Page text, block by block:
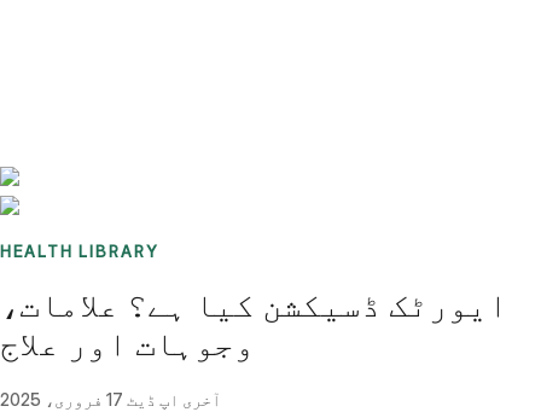
HEALTH LIBRARY
ایورٹک ڈسیکشن کیا ہے؟ علامات،
وجوہات اور علاج
آخری اپ ڈیٹ 17 فروری، 2025